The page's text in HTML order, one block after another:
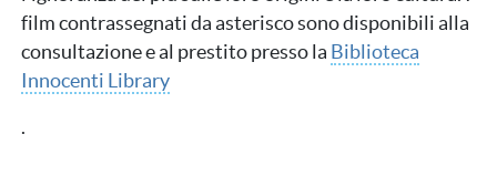
film contrassegnati da asterisco sono disponibili alla
consultazione e al prestito presso la Biblioteca
Innocenti Library
.